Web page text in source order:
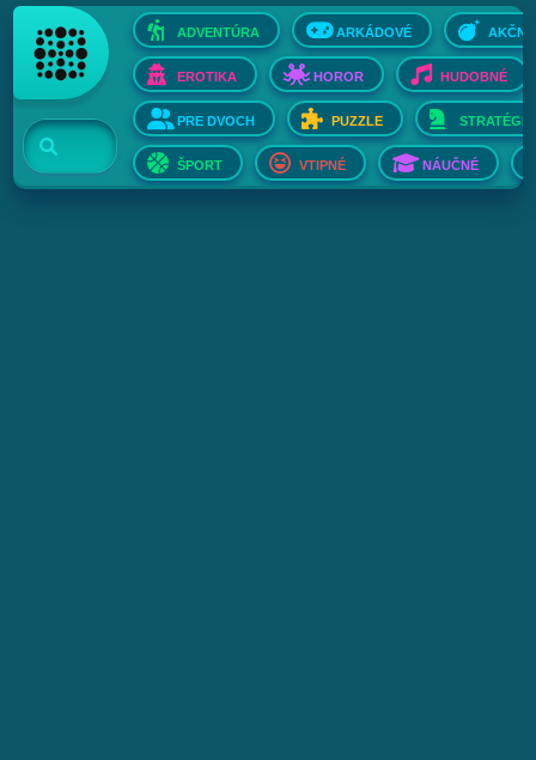
ADVENTÚRA ARKÁDOVÉ AKČNÉ
EROTIKA HOROR HUDOBNÉ
PRE DVOCH PUZZLE STRATÉGIE
ŠPORT VTIPNÉ NÁUČNÉ